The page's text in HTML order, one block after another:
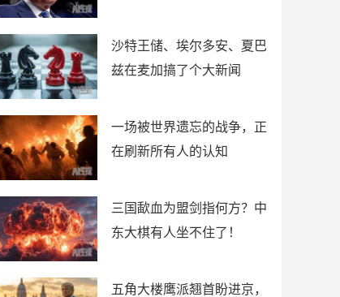
沙特王储、埃尔多安、夏巴
兹在麦加搞了个大新闻
一场被世界遗忘的战争，正
在刷新所有人的认知
三国歃血为盟剑指何方？中
东大棋有人坐不住了！
五角大楼鹰派翘首盼进京，